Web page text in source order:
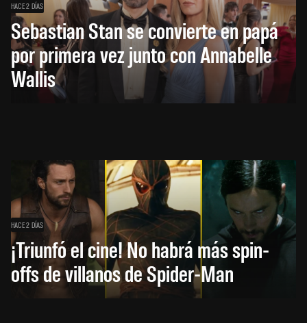
HACE 2 DÍAS
Sebastian Stan se convierte en papá
por primera vez junto con Annabelle
Wallis
HACE 2 DÍAS
¡Triunfó el cine! No habrá más spin-
offs de villanos de Spider-Man